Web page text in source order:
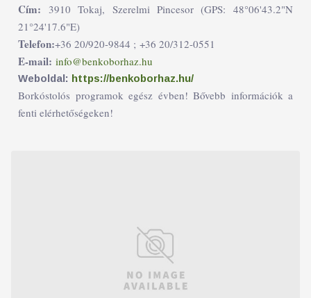
Cím: 3910 Tokaj, Szerelmi Pincesor (GPS: 48°06'43.2"N
21°24'17.6"E)
Telefon:+36 20/920-9844 ; +36 20/312-0551
E-mail: info@benkoborhaz.hu
Weboldal: https://benkoborhaz.hu/
Borkóstolós programok egész évben! Bővebb információk a
fenti elérhetőségeken!